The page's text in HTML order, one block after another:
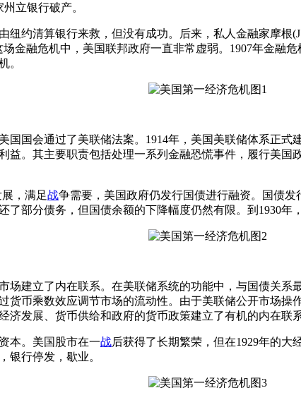
立银行破产。
约清算银行来救，但没有成功。后来，私人金融家摩根
金融危机中，美国联邦政府一直非常虚弱。1907年金融
。
国国会通过了美联储法案。1914年，美国美联储体系正
益。其主要职责包括处理一系列金融恐慌事件，履行美
，满足战争需要，美国政府仍发行国债进行融资。国债发
了部分债务，但国债余额的下降幅度仍然有限。到1930年
场建立了内在联系。在美联储系统的功能中，与国债关
货币乘数效应调节市场的流动性。由于美联储公开市场
发展、货币供给和政府的货币政策建立了有机的内在联系
本。美国股市在一战后获得了长期繁荣，但在1929年的
银行停发，歇业。